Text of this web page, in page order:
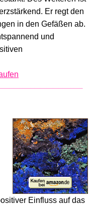
Er regt den
in den Gefäßen ab.
und
Einfluss auf das